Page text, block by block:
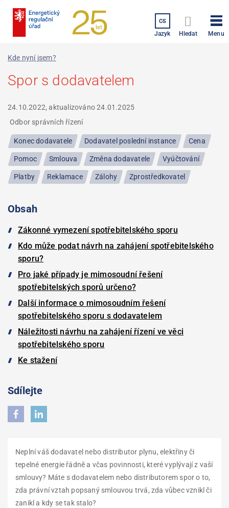
CS
Jazyk Hledat Menu
Kde nyní jsem?
Spor s dodavatelem
24.10.2022, aktualizováno24.01.2025
Odbor správních řízení
Konec dodavatele Dodavatel poslední instance Cena
Pomoc Smlouva Změna dodavatele Vyúčtování
Platby Reklamace Zálohy Zprostředkovatel
Neplní váš dodavatel nebo distributor plynu, elektřiny či
tepelné energie řádně a včas povinnosti, které vyplývají z vaší
smlouvy? Máte s dodavatelem nebo distributorem spor o to,
zda právní vztah popsaný smlouvou trvá, zda vůbec vznikl či
zanikl a kdy se tak stalo?
Obsah
Zákonné vymezení spotřebitelského sporu
Kdo může podat návrh na zahájení spotřebitelského
sporu?
Pro jaké případy je mimosoudní řešení
spotřebitelských sporů určeno?
Další informace o mimosoudním řešení
spotřebitelského sporu s dodavatelem
Náležitosti návrhu na zahájení řízení ve věci
spotřebitelského sporu
Ke stažení
Sdílejte